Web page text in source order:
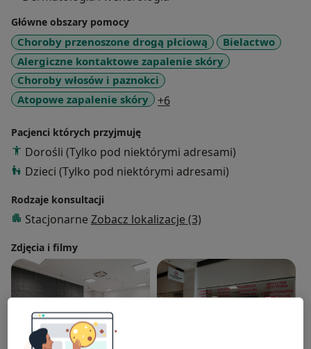
estetycznej. Regularnie uczestniczy w konferencjach
związanych z tematyką swojej specjalizacji. Członek
Polskiego Towarzystwa Dermatologicznego (PTD) oraz
International Dermoscopy Society (IDS). Zajmuje się
leczeniem chorób skóry i przenoszonych drogą
płciową, diagnostyką dermatoskopową znamion
elektrokoagulacji i laseroterapii.
Główne obszary pomocy
Choroby przenoszone drogą płciową
Bielactwo
Alergiczne kontaktowe zapalenie skóry
Choroby włosów i paznokci
Atopowe zapalenie skóry
+6a11y_sr_more_diseases
Pacjenci których przyjmuję
Dorośli (Tylko pod niektórymi adresami)
Dzieci (Tylko pod niektórymi adresami)
Rodzaje konsultacji
Stacjonarne Zobacz lokalizacje (3)
Zdjęcia i filmy